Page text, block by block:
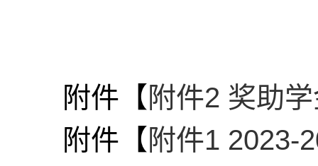
附件【 附件2 奖助
附件【 附件1 2023-